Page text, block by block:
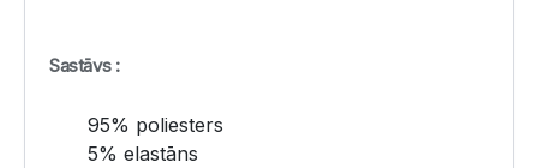
Sastāvs :
95% poliesters
5% elastāns